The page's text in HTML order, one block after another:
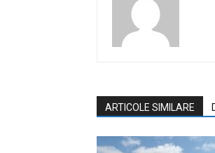
ARTICOLE SIMILARE